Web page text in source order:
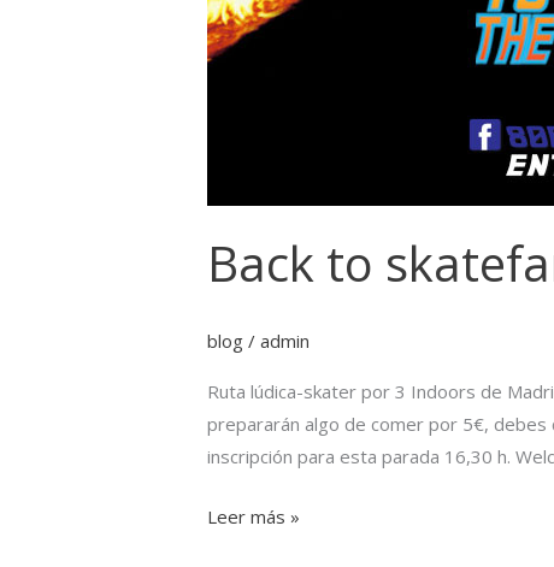
Back to
blog /admin
Ruta lúdica-skater por 3 Indoors de
prepararán algo de comer por 5€,
inscripción para esta parada 16,30 h.
Leer más »